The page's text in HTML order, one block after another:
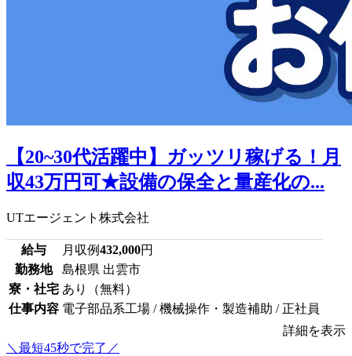
【20~30代活躍中】ガッツリ稼げる！月
収43万円可★設備の保全と量産化の...
UTエージェント株式会社
給与 月収例432,000円
勤務地
島根県 出雲市
寮・社宅 あり（無料）
仕事内容 電子部品系工場 / 機械操作・製造補助 / 正社員
詳細を表示
＼最短45秒で完了／